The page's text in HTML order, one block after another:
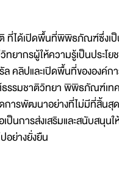
ด้เปิดพื้นที่พิพิธภัณฑ์ซึ่งเป็น
ยากรผู้ให้ความรู้เป็นประโย
รัล คลิปและเปิดพื้นที่ขององ
รมชาติวิทยา พิพิธภัณฑ์เทค
การพัฒนาอย่างที่ไม่มีที่สิ้นสุ
นการส่งเสริมและสนับสนุนใ
อย่างยั่งยืน